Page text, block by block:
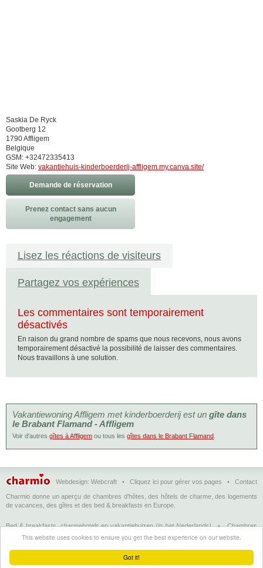
Got it!
This website uses cookies to ensure you get the best experience on our website.
Saskia De Ryck
Gootberg 12
1790 Affligem
Belgique
GSM: +32472335413
Site Web: vakantiehuis-kinderboerderij-affligem.my.canva.site/
Demande de réservation
Prenez contact sans aucun
engagement
Lisez les réactions de visiteurs
Partagez vos expériences
Les commentaires sont temporairement
désactivés
En raison du grand nombre de spams que nous recevons, nous avons
temporairement désactivé la possibilité de laisser des commentaires.
Nous travaillons à une solution.
Vakantiewoning Affligem met kinderboerderij est un gîte dans
le Brabant Flamand - Affligem
Voir d'autres gîtes à Affligem ou tous les gîtes dans le Brabant Flamand
Webdesign: Webcraft • Cliquez ici pour gérer vos pages • Contact
Charmio donne un aperçu de chambres d'hôtes, des hôtels de charme, des logements
de vacances, des gîtes et des bed & breakfasts en Europe.
Bed & breakfasts, charmehotels en vakantiehuizen (in het Nederlands)•Chambres
d'hôtes, hôtels de charme et logements de vacances
(en français) •
breakfasts, charming hotels and holiday accommodations
Breakfast, Charme-Hotels und Ferienhäuser (auf Deutsch)•Bed & breakfast, hoteles
(en Enspañol)